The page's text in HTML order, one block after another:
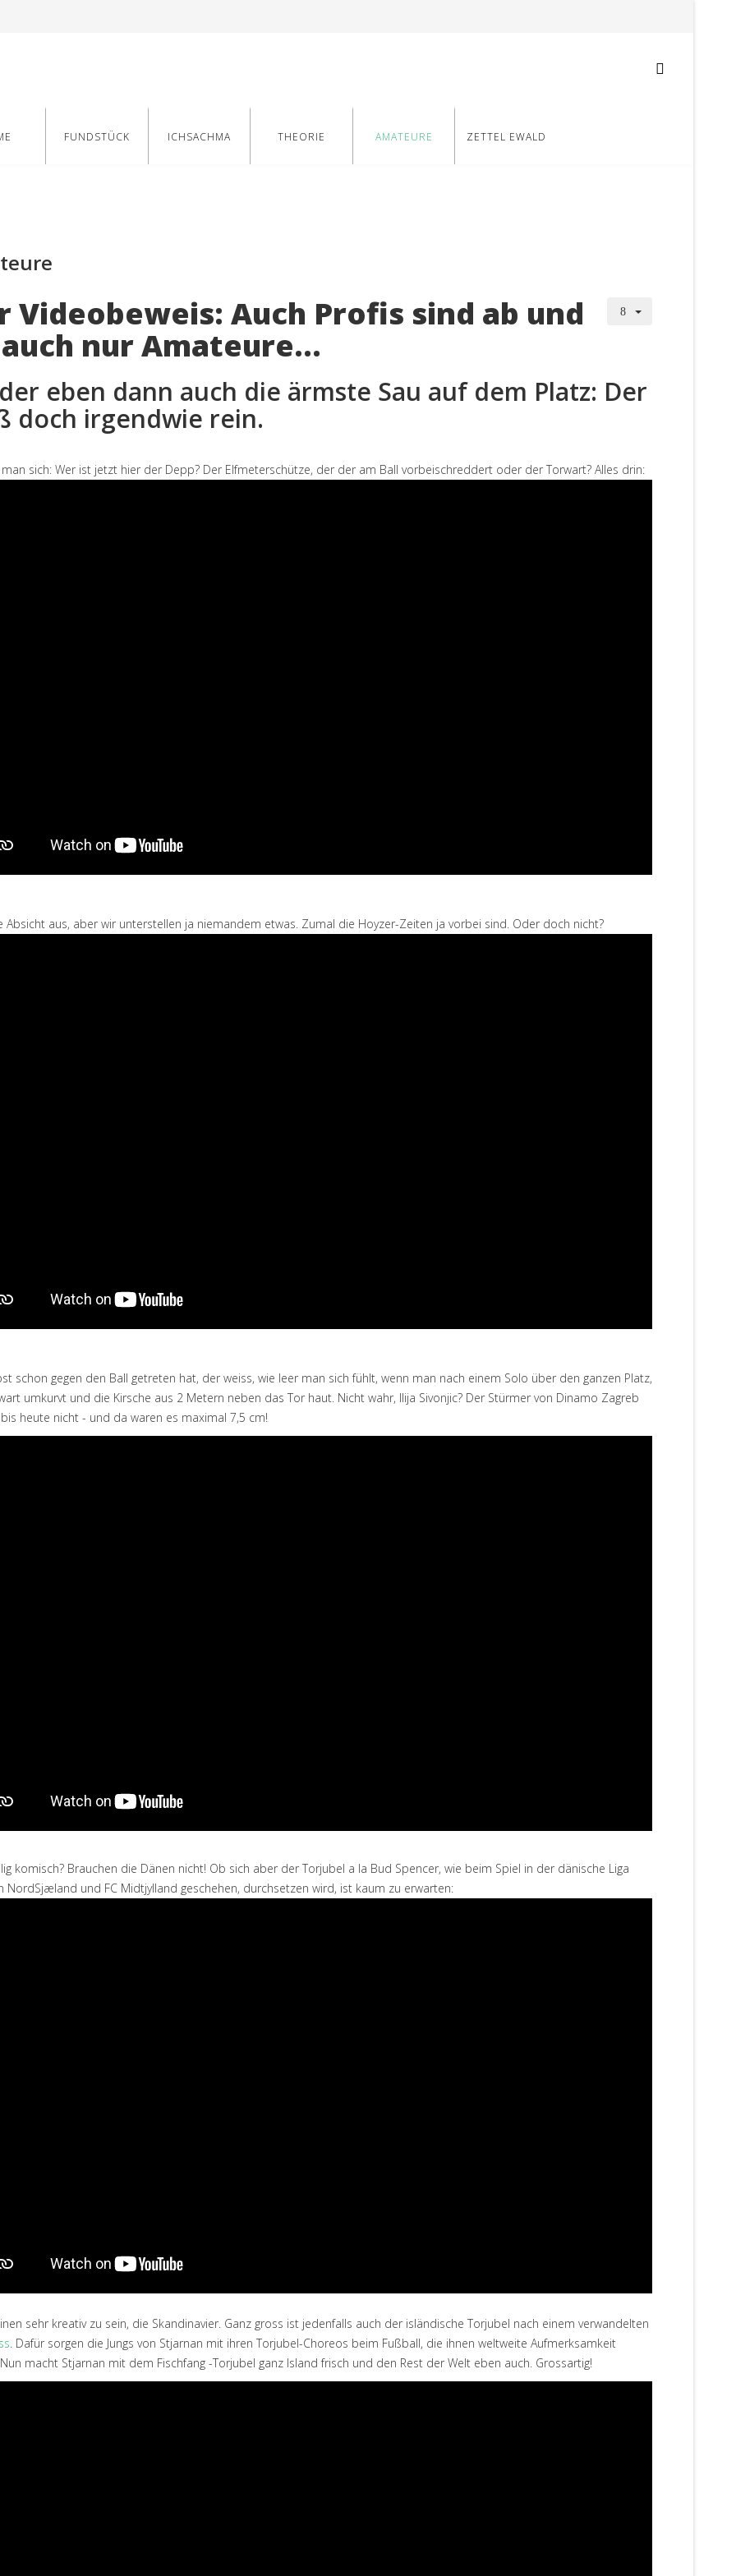
FUNDSTÜCK ICHSACHMA THEORIE AMATEURE ZETTEL EWALD
Videobeweis: Auch Profis sind ab und
nur Amateure...
eben dann auch die ärmste Sau auf dem Platz: Der
doch irgendwie rein.
sich: Wer ist jetzt hier der Depp? Der Elfmeterschütze, der der am Ball vorbeischreddert oder der Torwart? Alles drin:
Absicht aus, aber wir unterstellen ja niemandem etwas. Zumal die Hoyzer-Zeiten ja vorbei sind. Oder doch nicht?
schon gegen den Ball getreten hat, der weiss, wie leer man sich fühlt, wenn man nach einem Solo über den ganzen Platz,
umkurvt und die Kirsche aus 2 Metern neben das Tor haut. Nicht wahr, Ilija Sivonjic? Der Stürmer von Dinamo Zagreb
heute nicht - und da waren es maximal 7,5 cm!
komisch? Brauchen die Dänen nicht! Ob sich aber der Torjubel a la Bud Spencer, wie beim Spiel in der dänische Liga
NordSjæland und FC Midtjylland geschehen, durchsetzen wird, ist kaum zu erwarten:
sehr kreativ zu sein, die Skandinavier. Ganz gross ist jedenfalls auch der isländische Torjubel nach einem verwandelten
. Dafür sorgen die Jungs von Stjarnan mit ihren Torjubel-Choreos beim Fußball, die ihnen weltweite Aufmerksamkeit
macht Stjarnan mit dem Fischfang -Torjubel ganz Island frisch und den Rest der Welt eben auch. Grossartig!